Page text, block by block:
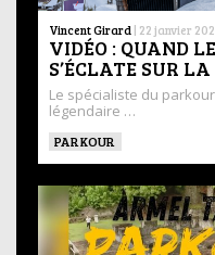
Vincent Girard | 22 janvier
VIDÉO : QUAND
S’ÉCLATE SUR
Le spécialiste du
légendaire …
PARKOUR